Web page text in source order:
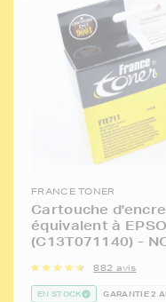
FRANCE TONER
Cartouche
équivalent à
(C13T071140) -
882 avis
EN STOCK GARANTIE 2